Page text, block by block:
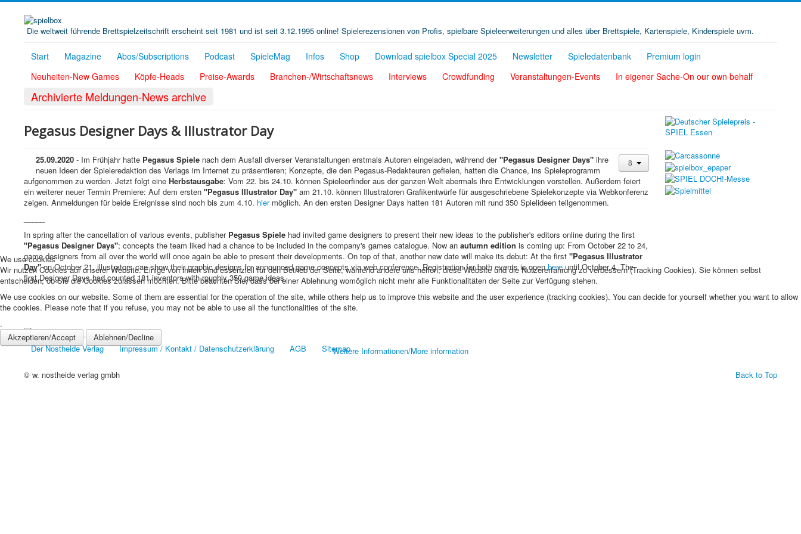
Die weltweit führende Brettspielzeitschrift erscheint seit 1981 und ist seit 3.12.1995 online! Spielerezensionen von Profis, spielbare Spieleerweiterungen und alles über Brettspiele, Kartenspiele, Kinderspiele uvm.
Start Magazine Abos/Subscriptions Podcast SpieleMag Infos Shop Download spielbox Special 2025 Newsletter Spieledatenbank
Premium login
Neuheiten-New Games
Köpfe-Heads Preise-Awards Branchen-/Wirtschaftsnews Interviews Crowdfunding Veranstaltungen-Events In eigener Sache-On our own behalf
Archivierte Meldungen-News archive
Pegasus Designer Days & Illustrator Day
25.09.2020 - Im Frühjahr hatte Pegasus Spiele nach dem Ausfall diverser Veranstaltungen erstmals Autoren eingeladen, während der"Pegasus Designer Days" ihre
neuen Ideen der Spieleredaktion des Verlags im Internet zu präsentieren; Konzepte, die den Pegasus-Redakteuren gefielen, hatten die Chance, ins Spieleprogramm
aufgenommen zu werden. Jetzt folgt eine Herbstausgabe: Vom 22. bis 24.10. können Spieleerfinder aus der ganzen Welt abermals ihre Entwicklungen vorstellen. Außerdem feiert
ein weiterer neuer Termin Premiere: Auf dem ersten "Pegasus Illustrator Day" am 21.10. können Illustratoren Grafikentwürfe für ausgeschriebene Spielekonzepte via Webkonferenz
zeigen. Anmeldungen für beide Ereignisse sind noch bis zum 4.10. hiermöglich. An den ersten Designer Days hatten 181 Autoren mit rund 350 Spielideen teilgenommen.
In spring after the cancellation of various events, publisher Pegasus Spiele had invited game designers to present their new ideas to the publisher's editors online during the first
"Pegasus Designer Days"; concepts the team liked had a chance to be included in the company's games catalogue. Now an autumn edition is coming up: From October 22 to 24,
game designers from all over the world will once again be able to present their developments. On top of that, another new date will make its debut: At the first "Pegasus Illustrator
Day"on October 21, illustrators can show their graphic designs for announced game concepts via web conference. Registration for both events is openhereuntil October 4. The
first Designer Days had counted 181 inventors with roughly 350 game ideas.
Der Nostheide Verlag Impressum / Kontakt / Datenschutzerklärung AGB Sitemap
Back to Top
© w. nostheide verlag gmbh
We use cookies
Wir nutzen Cookies auf unserer Website. Einige von ihnen sind essenziell für den Betrieb der Seite, während andere uns helfen, diese Website und die Nutzererfahrung zu verbessern (Tracking Cookies). Sie können selbst
entscheiden, ob Sie die Cookies zulassen möchten. Bitte beachten Sie, dass bei einer Ablehnung womöglich nicht mehr alle Funktionalitäten der Seite zur Verfügung stehen.
We use cookies on our website. Some of them are essential for the operation of the site, while others help us to improve this website and the user experience (tracking cookies). You can decide for yourself whether you want to allow
the cookies. Please note that if you refuse, you may not be able to use all the functionalities of the site.
.
Akzeptieren/Accept
Ablehnen/Decline
Weitere Informationen/More information